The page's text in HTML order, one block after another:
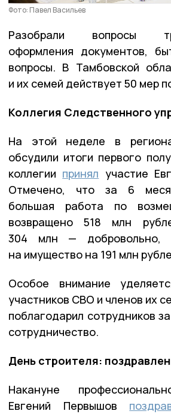
Фото: Павел Васильев
Разобрали вопросы
оформления документов,
вопросы. В Тамбовской
и их семей действует 50 мер
Коллегия Следственного
На этой неделе в
обсудили итоги первого
коллегии принял участие
Отмечено, что за 6
большая работа по
возвращено 518 млн
304 млн — добровольно,
на имущество на 191 млн
Особое внимание
участников СВО и членов их
поблагодарил сотрудников
сотрудничество.
День строителя:
Накануне
Евгений Первышов